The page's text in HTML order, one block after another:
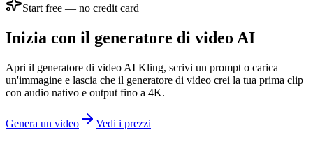
Start free — no credit card
Inizia con il generatore di video AI
Apri il generatore di video AI Kling, scrivi un prompt o carica
un'immagine e lascia che il generatore di video crei la tua prima clip
con audio nativo e output fino a 4K.
Genera un video Vedi i prezzi